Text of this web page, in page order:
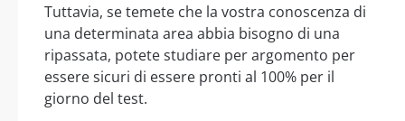
Tuttavia, se temete che la vostra conoscenza di
una determinata area abbia bisogno di una
ripassata, potete studiare per argomento per
essere sicuri di essere pronti al 100% per il
giorno del test.